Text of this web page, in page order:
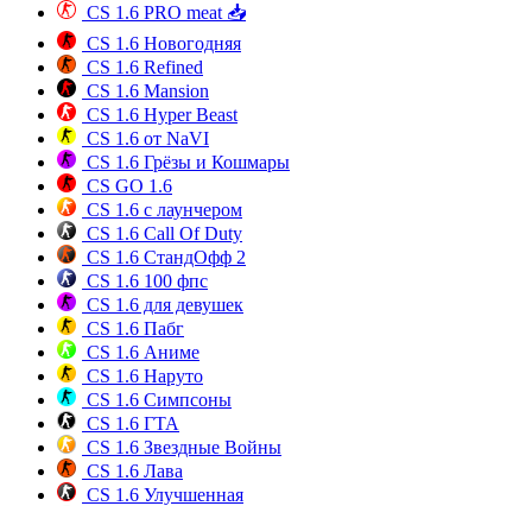
CS 1.6 PRO meat 📥
CS 1.6 Новогодняя
CS 1.6 Refined
CS 1.6 Mansion
CS 1.6 Hyper Beast
CS 1.6 от NaVI
CS 1.6 Грёзы и Кошмары
CS GO 1.6
CS 1.6 с лаунчером
CS 1.6 Call Of Duty
CS 1.6 СтандОфф 2
CS 1.6 100 фпс
CS 1.6 для девушек
CS 1.6 Пабг
CS 1.6 Аниме
CS 1.6 Наруто
CS 1.6 Симпсоны
CS 1.6 ГТА
CS 1.6 Звездные Войны
CS 1.6 Лава
CS 1.6 Улучшенная